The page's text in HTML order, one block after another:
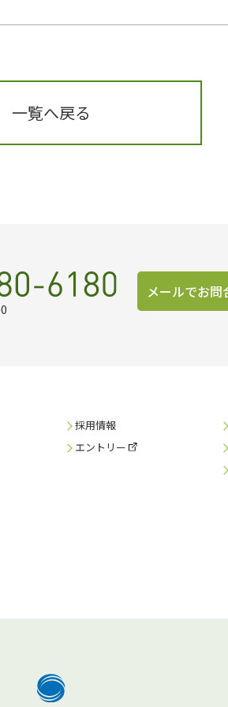
一覧へ戻る
メールでお問
採用情報
エントリー